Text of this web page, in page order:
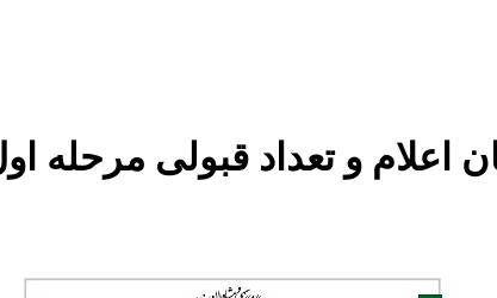
اعلام و تعداد قبولی مرحله